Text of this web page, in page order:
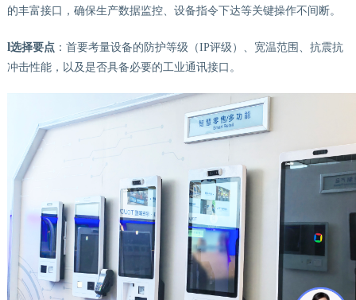
的丰富接口，确保生产数据监控、设备指令下达等关键操作不间断。
l选择要点：首要考量设备的防护等级（IP评级）、宽温范围、抗震抗
冲击性能，以及是否具备必要的工业通讯接口。